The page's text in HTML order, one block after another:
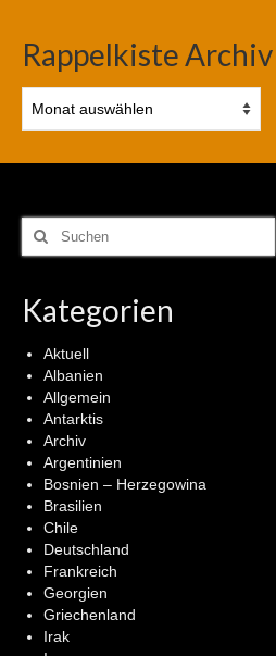
Rappelkiste Archiv
Archiv
Suchen
nach:
Kategorien
Aktuell
Albanien
Allgemein
Antarktis
Archiv
Argentinien
Bosnien – Herzegowina
Brasilien
Chile
Deutschland
Frankreich
Georgien
Griechenland
Irak